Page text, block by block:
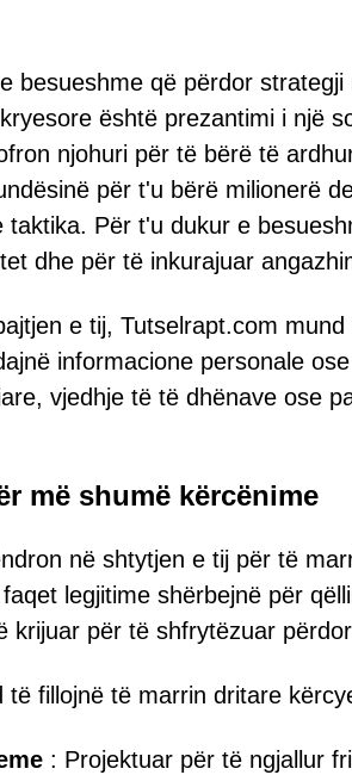
besueshme që përdor
është prezantimi i një
njohuri për të bërë të
për t'u bërë milionerë
Për t'u dukur e
dhe për të inkurajuar
e tij, Tutselrapt.com
informacione personale
vjedhje të të dhënave ose
më shumë kërcënime
në shtytjen e tij për të
legjitime shërbejnë për
krijuar për të shfrytëzuar
fillojnë të marrin dritare
: Projektuar për të ngjallur